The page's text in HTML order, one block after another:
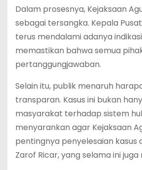
Dalam prosesnya, Kejaksaan
sebagai tersangka. Kepala
terus mendalami adanya
memastikan bahwa semua
pertanggungjawaban.
Selain itu, publik menaruh
transparan. Kasus ini bukan
masyarakat terhadap sistem
menyarankan agar Kejaksaan
pentingnya penyelesaian
Zarof Ricar, yang selama ini